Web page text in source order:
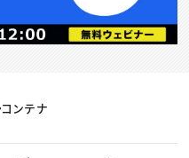
コンテナ